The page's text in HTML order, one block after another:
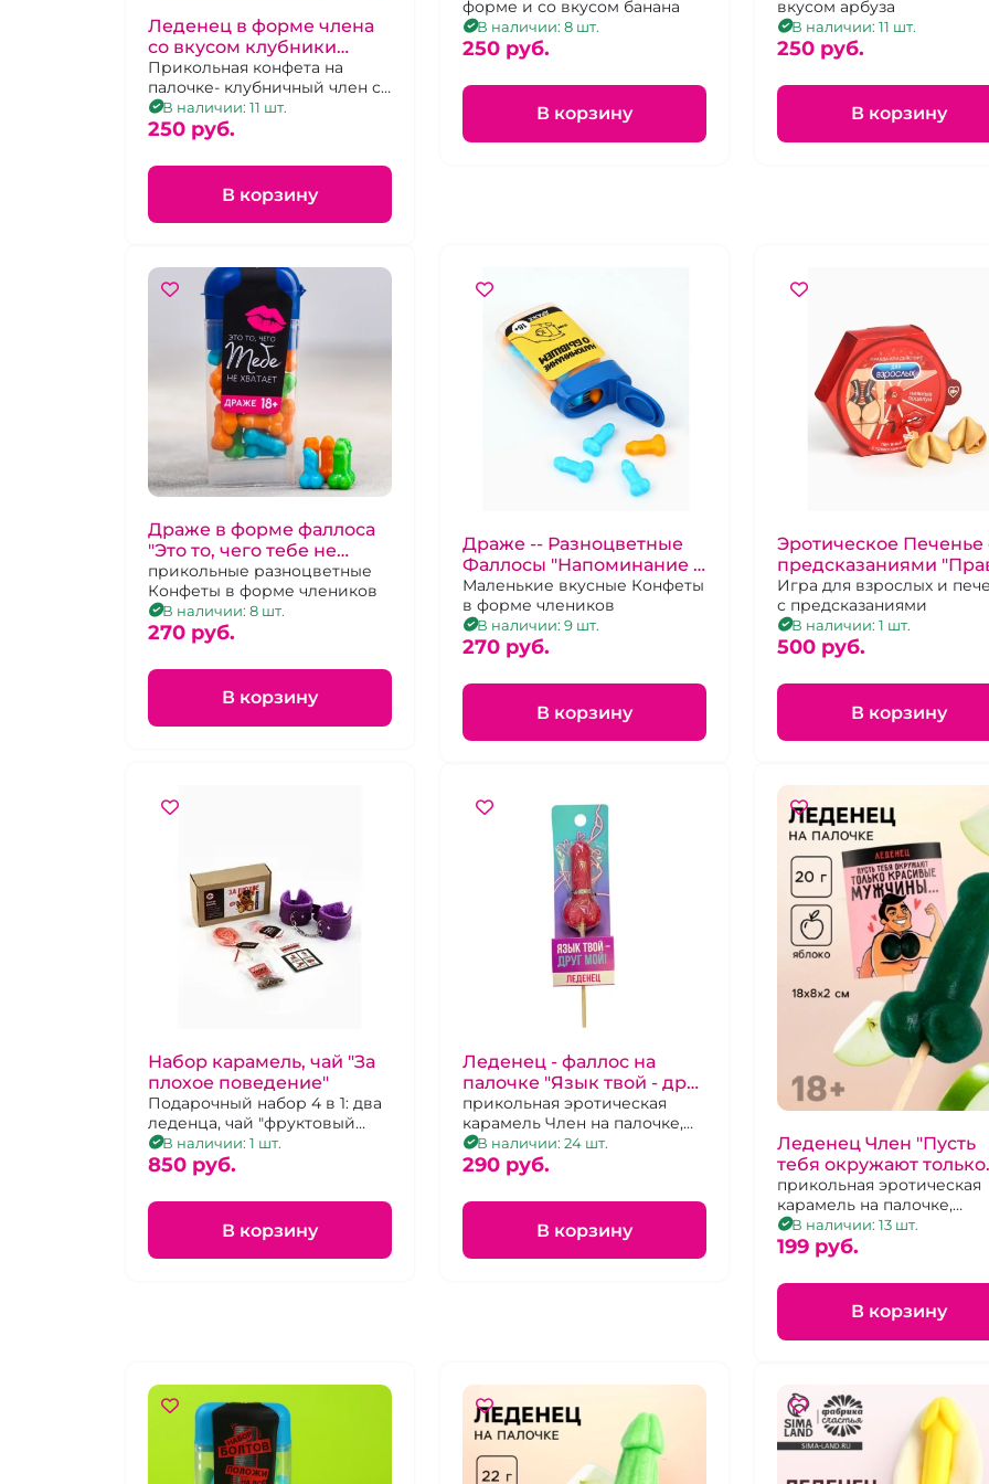
Леденец в форме члена
со вкусом клубники
"Хуевый подарок, но и ты
не ангел"
Прикольная конфета на
палочке- клубничный член с
мошонкой
В наличии: 11 шт.
250 pуб.
В корзину
форме и со вкусом банана
В наличии: 8 шт.
250 pуб.
В корзину
вкусом арбуза
В наличии: 11 шт.
250 pуб.
В корзину
Драже в форме фаллоса
"Это то, чего тебе не
хватает"
прикольные разноцветные
Конфеты в форме члеников
В наличии: 8 шт.
270 pуб.
В корзину
Драже -- Разноцветные
Фаллосы "Напоминание о
бывшем"
Маленькие вкусные Конфеты
в форме члеников
В наличии: 9 шт.
270 pуб.
В корзину
Эротическое Печенье
предсказаниями
или действие"
Игра для взрослых и
с предсказаниями
В наличии: 1 шт.
500 pуб.
В корзину
Набор карамель, чай "За
плохое поведение"
Подарочный набор 4 в 1: два
леденца, чай "фруктовый
микс", наручники
фиолетового цвета.
В наличии: 1 шт.
850 pуб.
В корзину
Леденец - фаллос на
палочке "Язык твой - друг
мой"
прикольная эротическая
карамель Член на палочке,
клубничный вкус, 20 г
В наличии: 24 шт.
290 pуб.
В корзину
Леденец Член "Пусть
тебя окружают только
красивые мужчины"
яблоко
прикольная эротическая
карамель на палочке,
яблочный вкус, 20г
В наличии: 13 шт.
199 pуб.
В корзину